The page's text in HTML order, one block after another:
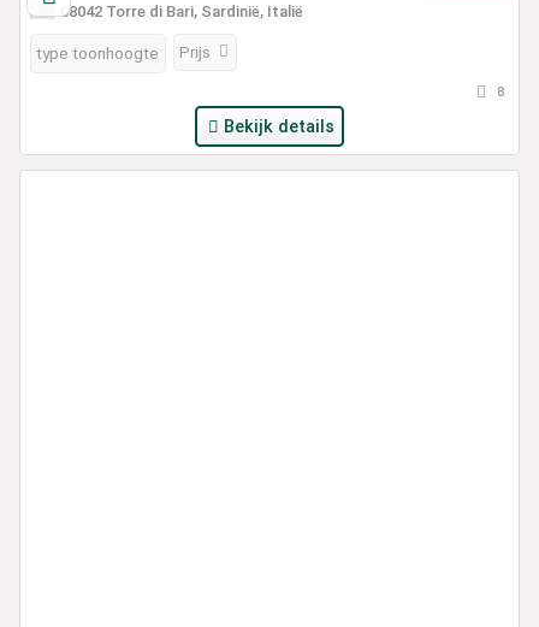
08042 Torre di Bari, Sardinië, Italië
type toonhoogte Prijs
8
Bekijk details